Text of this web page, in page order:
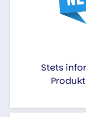
Stets